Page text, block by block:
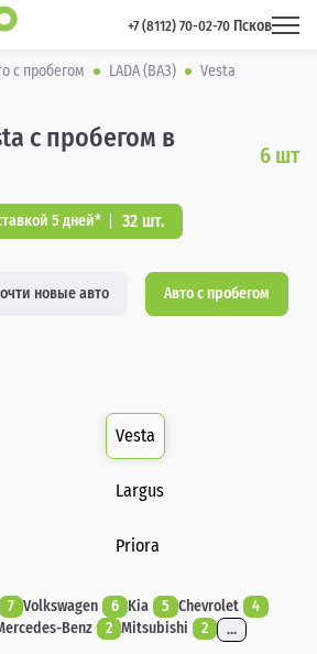
+7 (8112) 70-02-70 Псков
с пробегом LADA (ВАЗ) Vesta
с пробегом в
6 шт
5 дней* 32 шт.
новые авто Авто с пробегом
Vesta
Largus
Priora
7 Volkswagen 6 Kia 5 Chevrolet
4
Benz 2 Mitsubishi 2 ...